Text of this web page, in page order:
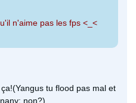
n'aime pas les fps <_<
tu flood pas mal et
non?)